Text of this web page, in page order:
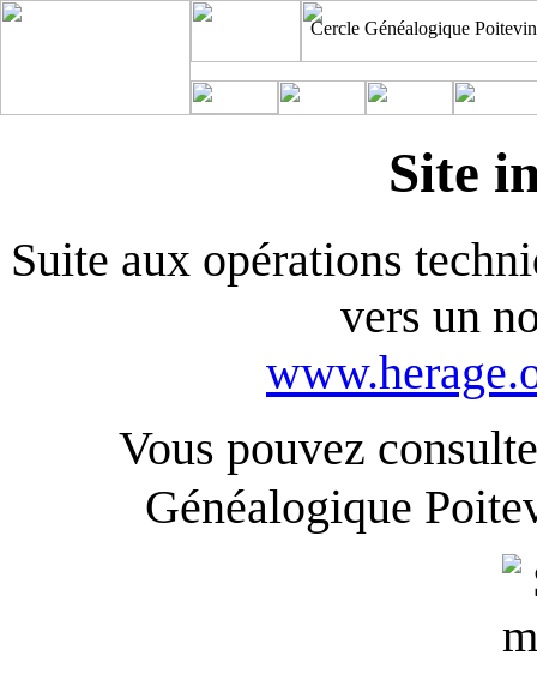
Cercle Généalogique Poitevin
Site
Suite aux opérations
vers un
Vous pouvez
Généalogique